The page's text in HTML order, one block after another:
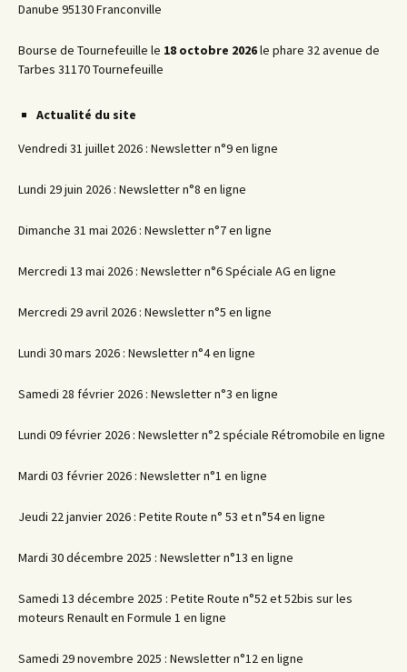
Danube 95130 Franconville
Bourse de Tournefeuille le 18 octobre 2026le phare 32 avenue de
Tarbes 31170 Tournefeuille
Actualité du site
Vendredi 31 juillet 2026 : Newsletter n°9 en ligne
Lundi 29 juin 2026 : Newsletter n°8 en ligne
Dimanche 31 mai 2026 : Newsletter n°7 en ligne
Mercredi 13 mai 2026 : Newsletter n°6 Spéciale AG en ligne
Mercredi 29 avril 2026 : Newsletter n°5 en ligne
Lundi 30 mars 2026 : Newsletter n°4 en ligne
Samedi 28 février 2026 : Newsletter n°3 en ligne
Lundi 09 février 2026 : Newsletter n°2 spéciale Rétromobile en ligne
Mardi 03 février 2026 : Newsletter n°1 en ligne
Jeudi 22 janvier 2026 : Petite Route n° 53 et n°54 en ligne
Mardi 30 décembre 2025 : Newsletter n°13 en ligne
Samedi 13 décembre 2025 : Petite Route n°52 et 52bis sur les
moteurs Renault en Formule 1 en ligne
Samedi 29 novembre 2025 : Newsletter n°12 en ligne